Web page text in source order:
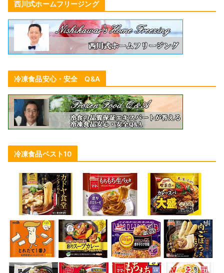
西川式ホームフリージング
冷凍食品安心・安全 Q&A
冷凍食品ベスト10